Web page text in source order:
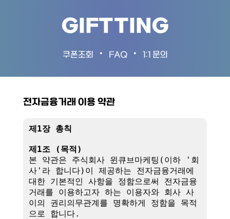
GIFTTING
쿠폰조회 • FAQ • 1:1 문의
전자금융거래 이용 약관
제1장 총칙
제1조 (목적)
본 약관은 주식회사 윈큐브마케팅(이하 '회
사'라 합니다)이 제공하는 전자금융거래에
대한 기본적인 사항을 정함으로써 전자금융
거래를 이용하고자 하는 이용자와 회사 사
이의 권리의무관계를 명확하게 정함을 목적
으로 합니다.